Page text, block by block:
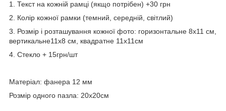
1. Текст на кожній рамці (якщо потрібен) +30 грн
2. Колір кожної рамки (темний, середній, світлий)
3. Розмір і розташування кожної фото: горизонтальне 8х11 см,
вертикальне11х8 см, квадратне 11х11см
4. Стекло + 15грн/шт
Матеріал: фанера 12 мм
Розмір одного пазла: 20х20см